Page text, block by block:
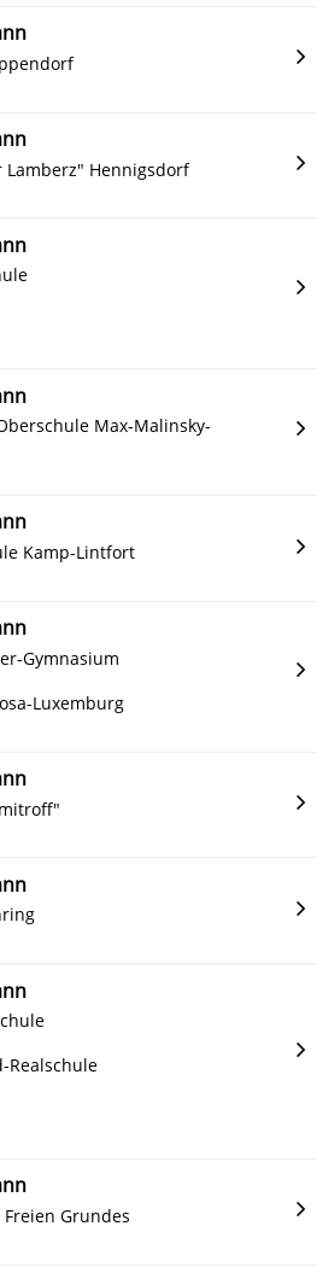
Lamberz" Hennigsdorf
Max-Malinsky-
Kamp-Lintfort
Gymnasium
Luxemburg
Realschule
Grundes